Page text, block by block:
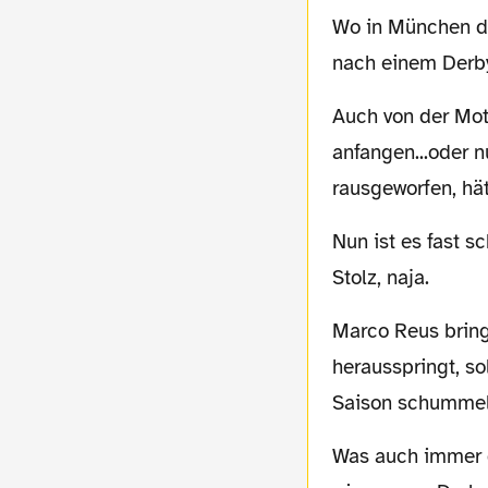
Wo in München die Meisterschaft ein müdes Lächeln entlockt, würde man in Dortmund
nach einem
Auch von der Motivation für die verbleibenden Spiele will ich gar nicht erst
anfangen...oder
rausgeworfen,
Nun ist es fast schon egal, wie diese Saison endet: Unser ganzes Leben, ja. Unser ganzer
Stolz, naja.
Marco Reus bringt es auf den Punkt: Wenn am Ende ein Champions League Platz
herausspringt,
Saison
Was auch immer geplant ist, für die nächste Saison, ich fordere Trainer und Spieler, die